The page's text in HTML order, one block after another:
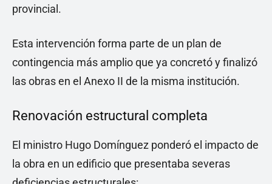
provincial.
Esta intervención forma parte de un plan de
contingencia más amplio que ya concretó y finalizó
las obras en el Anexo II de la misma institución.
Renovación estructural completa
El ministro Hugo Domínguez ponderó el impacto de
la obra en un edificio que presentaba severas